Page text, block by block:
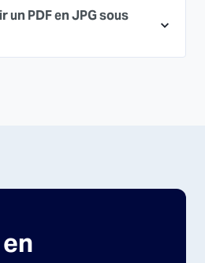
PDF en JPG sous